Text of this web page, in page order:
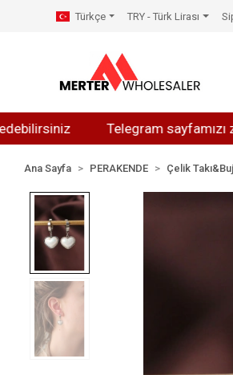
Telegram sayfamızı ziyaret
Türkçe TRY - Türk Lirası
Ana Sayfa PERAKENDE Çelik